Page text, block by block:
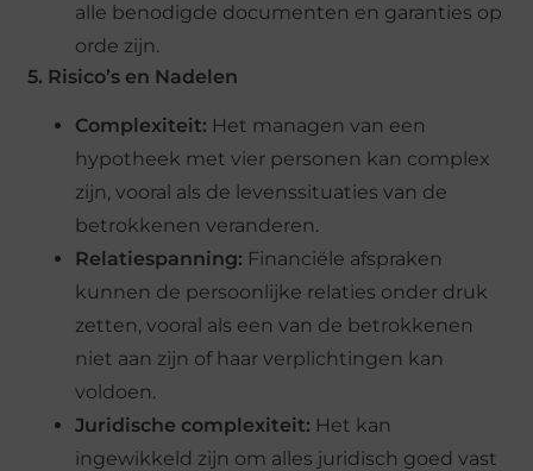
alle benodigde documenten en garanties op
orde zijn.
5. Risico’s en Nadelen
Complexiteit: Het managen van een
hypotheek met vier personen kan complex
zijn, vooral als de levenssituaties van de
betrokkenen veranderen.
Relatiespanning: Financiële afspraken
kunnen de persoonlijke relaties onder druk
zetten, vooral als een van de betrokkenen
niet aan zijn of haar verplichtingen kan
voldoen.
Juridische complexiteit: Het kan
ingewikkeld zijn om alles juridisch goed vast